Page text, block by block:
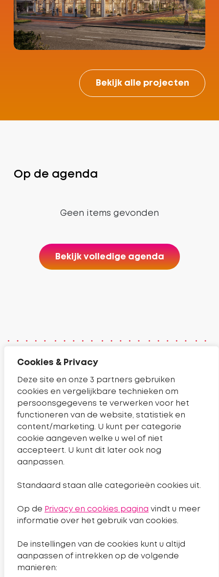
Cookies & Privacy
Deze site en onze 3 partners gebruiken
cookies en vergelijkbare technieken om
persoonsgegevens te verwerken voor het
functioneren van de website, statistiek en
content/marketing. U kunt per categorie
cookie aangeven welke u wel of niet
accepteert. U kunt dit later ook nog
aanpassen.
Standaard staan alle categorieën cookies uit.
Op de Privacy en cookies pagina vindt u meer
informatie over het gebruik van cookies.
De instellingen van de cookies kunt u altijd
aanpassen of intrekken op de volgende
manieren:
Bekijk alle projecten
Op de agenda
Geen items gevonden
Bekijk volledige agenda
Telefoonnummer Sleutelkwartier
14 0182
Pagina contact
Contact
Handige links
Projecten
Algemeen
Sitemap
Privacyverklaring